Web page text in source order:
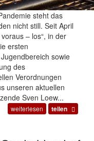
steht das
nicht still. Seit April
– los“, in der
ersten
sowie
des
Verordnungen
unseren aktuellen
Sven Loew...
weiterlesen teilen